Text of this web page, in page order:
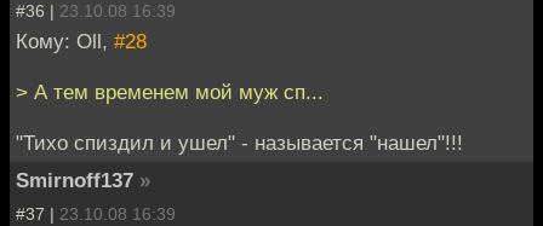
#36 | 23.10.08 16:39
Кому: Oll, #28
> А тем временем мой муж сп...
"Тихо спиздил и ушел" - называется "нашел"!!!
Smirnoff137 »
#37 | 23.10.08 16:39